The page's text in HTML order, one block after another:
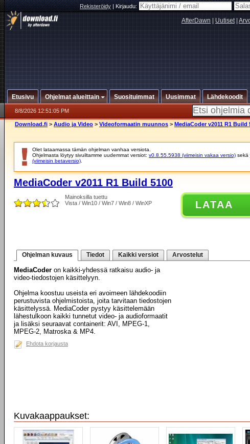
Rekisteröidy|Kirjaudu:
AfterDawn Uutiset|
Etusivu Ohjelmat alueittain Suosituimmat Uusimmat Lähdekoodit
8/8/2026 12:51:05 PM
Download.fi > Audio ja Video > Videoformaatin muunnos > MediaCoder v2011 R1 Build
Olet lataamassa tämän ohjelman vanhaa versiota.
Ohjelmasta löytyy sivuiltamme uudemmat versiot: v0.8.55.5938 (viimeisin vakaa versio) sekä
(viimeisin betaversio)
MediaCoder v2011 R1 Build 5100
Mainoksilla tuettu
Vista / Win10 / Win7 / Win8 / WinXP
LATAA
Ohjelman kuvaus Tiedot Kaikki versiot Arvostelut
MediaCoder on kaikki-yhdessä ratkaisu audio- ja
video-tiedostojen käsittelyyn.
Ohjelma koostuu useista eri avoimeen lähdekoodiin
perustuvista ohjelmistoista, joita tarvitaan tiedostojen
käsittelyssä. MediaCoder pystyy käsittelemään
lähestulkoon kaikki tunnetut video- ja audioformaatit
ja lisäksi seuraavat containerit: AVI, MPEG-1,
MPEG-2, Matroska & MP4.
Ehdota korjausta
Kuvakaappaukset: